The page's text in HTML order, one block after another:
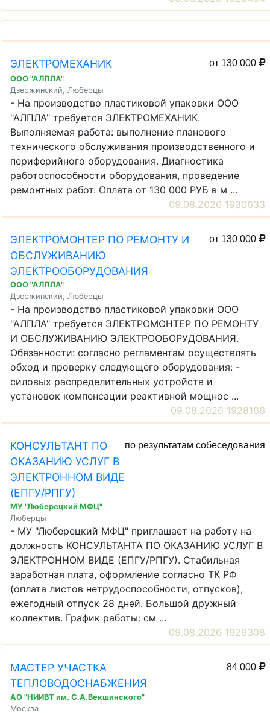
ЭЛЕКТРОМЕХАНИК от 130 000
ООО "АЛПЛА"
Дзержинский, Люберцы
- На производство пластиковой упаковки ООО
"АЛПЛА" требуется ЭЛЕКТРОМЕХАНИК.
Выполняемая работа: выполнение планового
технического обслуживания производственного и
периферийного оборудования. Диагностика
работоспособности оборудования, проведение
ремонтных работ. Оплата от 130 000 РУБ в м ...
09.08.2026 1930633
ЭЛЕКТРОМОНТЕР ПО РЕМОНТУ И
ОБСЛУЖИВАНИЮ
ЭЛЕКТРООБОРУДОВАНИЯ
от 130 000
ООО "АЛПЛА"
Дзержинский, Люберцы
- На производство пластиковой упаковки ООО
"АЛПЛА" требуется ЭЛЕКТРОМОНТЕР ПО РЕМОНТУ
И ОБСЛУЖИВАНИЮ ЭЛЕКТРООБОРУДОВАНИЯ.
Обязанности: согласно регламентам осуществлять
обход и проверку следующего оборудования: -
силовых распределительных устройств и
установок компенсации реактивной мощнос ...
09.08.2026 1928166
КОНСУЛЬТАНТ ПО
ОКАЗАНИЮ УСЛУГ В
ЭЛЕКТРОННОМ ВИДЕ
(ЕПГУ/РПГУ)
по результатам собеседования
МУ "Люберецкий МФЦ"
Люберцы
- МУ "Люберецкий МФЦ" приглашает на работу на
должность КОНСУЛЬТАНТА ПО ОКАЗАНИЮ УСЛУГ В
ЭЛЕКТРОННОМ ВИДЕ (ЕПГУ/РПГУ). Стабильная
заработная плата, оформление согласно ТК РФ
(оплата листов нетрудоспособности, отпусков),
ежегодный отпуск 28 дней. Большой дружный
коллектив. График работы: см ...
09.08.2026 1929308
МАСТЕР УЧАСТКА
ТЕПЛОВОДОСНАБЖЕНИЯ
84 000
АО "НИИВТ им. С.А.Векшинского"
Москва